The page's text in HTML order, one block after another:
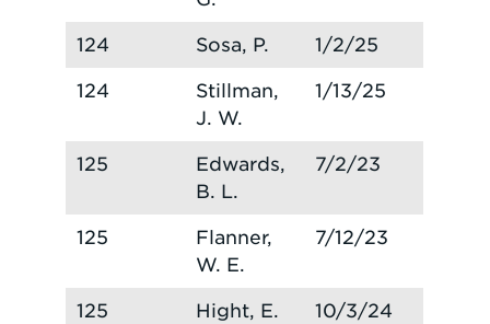
124 Sosa, P. 1/2/25
124
Stillman,
J. W.
1/13/25
125
Edwards,
B. L.
7/2/23
125
Flanner,
W. E.
7/12/23
125
Hight, E.
10/3/24